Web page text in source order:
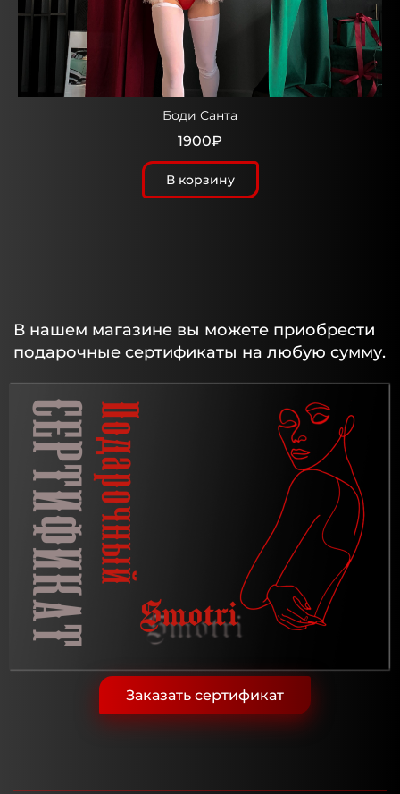
Боди Санта
1900₽
В корзину
В нашем магазине вы можете приобрести
подарочные сертификаты на любую сумму.
Заказать сертификат